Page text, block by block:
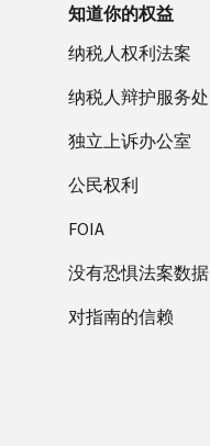
知道你的权益
纳税人权利法案
纳税人辩护服务处
独立上诉办公室
公民权利
FOIA
没有恐惧法案数据
对指南的信赖